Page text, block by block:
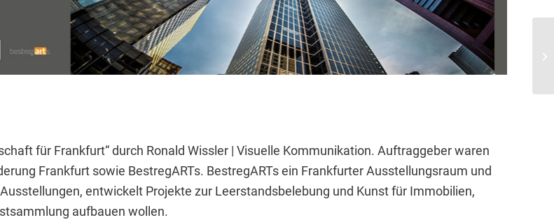
für Frankfurt“ durch Ronald Wissler | Visuelle Kommunikation. Auftraggeber waren
Frankfurt sowie BestregARTs. BestregARTs ein Frankfurter Ausstellungsraum und
entwickelt Projekte zur Leerstandsbelebung und Kunst für Immobilien,
aufbauen wollen.